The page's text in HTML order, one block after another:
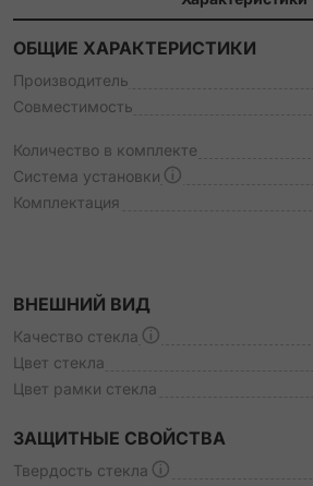
ОБЩИЕ ХАРАКТЕРИСТИКИ
Производитель
Совместимость
Количество в комплекте
Система установки
Комплектация
ВНЕШНИЙ ВИД
Качество стекла
Цвет стекла
Цвет рамки стекла
ЗАЩИТНЫЕ СВОЙСТВА
Твердость стекла